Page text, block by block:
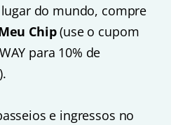
do mundo, compre
Chip(use o cupom
para 10% de
e ingressos no